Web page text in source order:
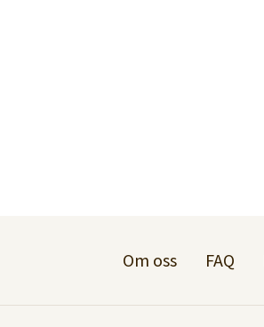
Om oss FAQ